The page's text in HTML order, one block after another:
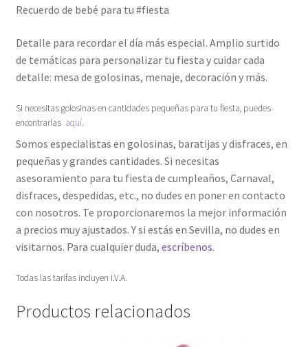
Recuerdo de bebé para tu #fiesta
Detalle para recordar el día más especial. Amplio surtido
de temáticas para personalizar tu fiesta y cuidar cada
detalle: mesa de golosinas, menaje, decoración y más.
Si necesitas golosinas en cantidades pequeñas para tu fiesta, puedes
encontrarlas aquí.
Somos especialistas en golosinas, baratijas y disfraces, en
pequeñas y grandes cantidades. Si necesitas
asesoramiento para tu fiesta de cumpleaños, Carnaval,
disfraces, despedidas, etc., no dudes en poner en contacto
con nosotros. Te proporcionaremos la mejor información
a precios muy ajustados. Y si estás en Sevilla, no dudes en
visitarnos. Para cualquier duda, escríbenos.
Todas las tarifas incluyen I.V.A.
Productos relacionados